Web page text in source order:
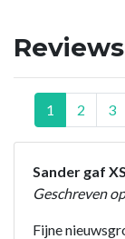
Reviews
1 2 3
Sander gaf
Geschreven
Fijne